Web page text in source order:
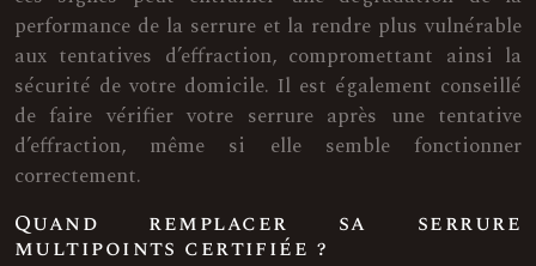
performance de la serrure et la rendre plus vulnérable
aux tentatives d’effraction, compromettant ainsi la
sécurité de votre domicile. Il est également conseillé
de faire vérifier votre serrure après une tentative
d’effraction, même si elle semble fonctionner
correctement.
Quand remplacer sa serrure
multipoints certifiée ?